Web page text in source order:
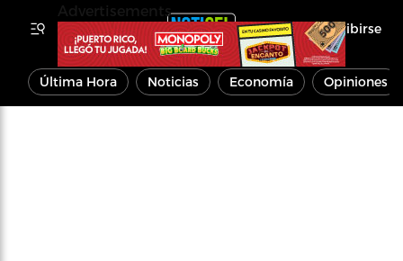
Inscribirse
Última Hora Noticias Economía Opiniones
Advertisements